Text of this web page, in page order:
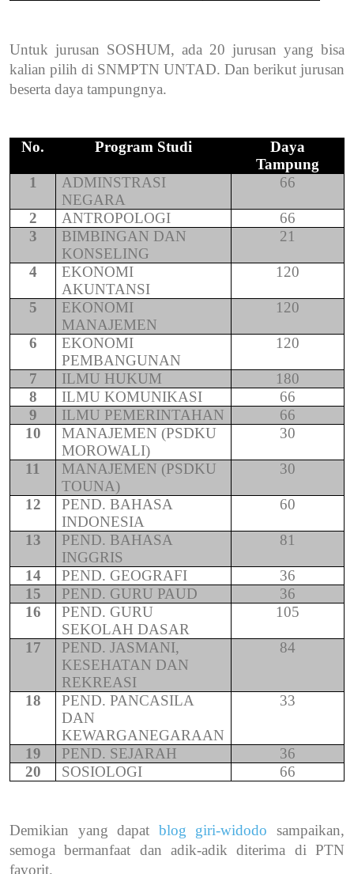
Untuk jurusan SOSHUM, ada 20 jurusan yang bisa
kalian pilih di SNMPTN UNTAD. Dan berikut jurusan
beserta daya tampungnya.
No. Program Studi
Daya
Tampung
1
ADMINSTRASI
NEGARA
66
2 ANTROPOLOGI
66
3
BIMBINGAN DAN
KONSELING
21
4
EKONOMI
AKUNTANSI
120
5
EKONOMI
MANAJEMEN
120
6
EKONOMI
PEMBANGUNAN
120
7 ILMU HUKUM
180
8
ILMU KOMUNIKASI
66
9
ILMU PEMERINTAHAN
66
10
MANAJEMEN (PSDKU
MOROWALI)
30
11
MANAJEMEN (PSDKU
TOUNA)
30
12
PEND. BAHASA
INDONESIA
60
13
PEND. BAHASA
INGGRIS
81
14 PEND. GEOGRAFI
36
15
PEND. GURU PAUD
36
16
PEND. GURU
SEKOLAH DASAR
105
17
PEND. JASMANI,
KESEHATAN DAN
REKREASI
84
18
PEND. PANCASILA
DAN
KEWARGANEGARAAN
33
19 PEND. SEJARAH
36
20
SOSIOLOGI 66
Demikian yang dapat blog giri-widodo sampaikan,
semoga bermanfaat dan adik-adik diterima di PTN
favorit.